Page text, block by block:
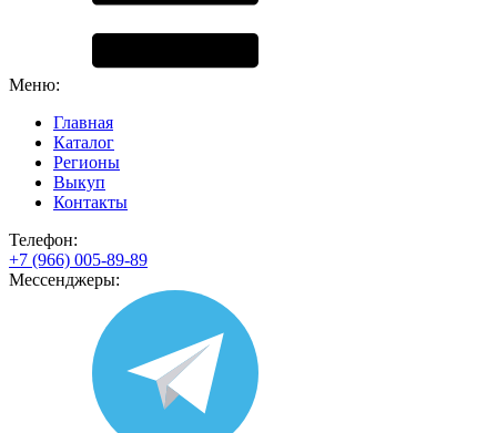
Меню:
Главная
Каталог
Регионы
Выкуп
Контакты
Телефон:
+7 (966) 005-89-89
Мессенджеры: